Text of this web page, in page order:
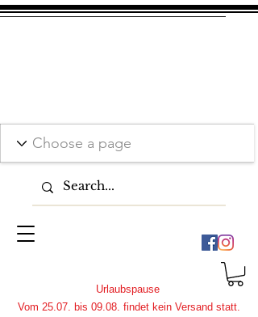
Urlaubspause
Vom 25.07. bis 09.08. findet kein Versand statt.